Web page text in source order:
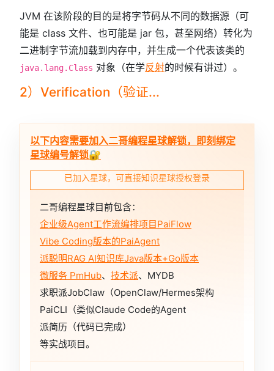
JVM 在该阶段的目的是将字节码从不同的数据源（可
能是 class 文件、也可能是 jar 包，甚至网络）转化为
二进制字节流加载到内存中，并生成一个代表该类的
java.lang.Class 对象（在学反射的时候有讲过）。
2）Verification（验证...
以下内容需要加入二哥编程星球解锁，即刻绑定
星球编号解锁🔐
已加入星球，可直接知识星球授权登录
二哥编程星球目前包含：
企业级Agent工作流编排项目PaiFlow
Vibe Coding版本的PaiAgent
派聪明RAG AI知识库Java版本+Go版本
微服务 PmHub、 技术派、MYDB
求职派JobClaw（OpenClaw/Hermes架构
PaiCLI（类似Claude Code的Agent
派简历（代码已完成）
等实战项目。